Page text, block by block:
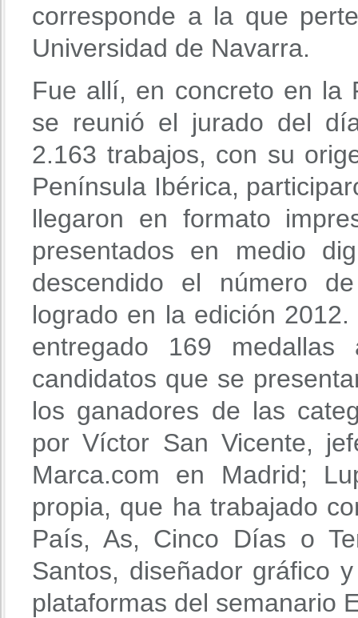
corresponde a la que
Universidad de Navarra.
Fue allí, en concreto en la
se reunió el jurado del
2.163 trabajos, con su
Península Ibérica,
llegaron en formato
presentados en medio
descendido el número
logrado en la edición
entregado 169 medallas
candidatos que se
los ganadores de las
por Víctor San Vicente,
Marca.com en Madrid;
propia, que ha trabajado
País, As, Cinco Días o
Santos, diseñador gráfico
plataformas del semanario